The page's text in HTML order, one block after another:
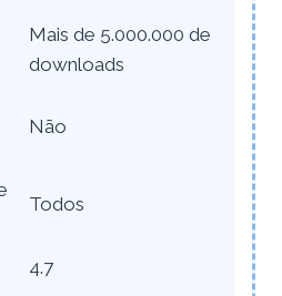
Mais de 5.000.000 de
downloads
Não
Todos
4.7